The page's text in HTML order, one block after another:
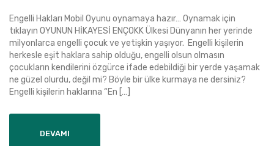
Engelli Hakları Mobil Oyunu oynamaya hazır… Oynamak için
tıklayın OYUNUN HİKAYESİ ENÇOKK Ülkesi Dünyanın her yerinde
milyonlarca engelli çocuk ve yetişkin yaşıyor. Engelli kişilerin
herkesle eşit haklara sahip olduğu, engelli olsun olmasın
çocukların kendilerini özgürce ifade edebildiği bir yerde yaşamak
ne güzel olurdu, değil mi? Böyle bir ülke kurmaya ne dersiniz?
Engelli kişilerin haklarına “En […]
DEVAMI